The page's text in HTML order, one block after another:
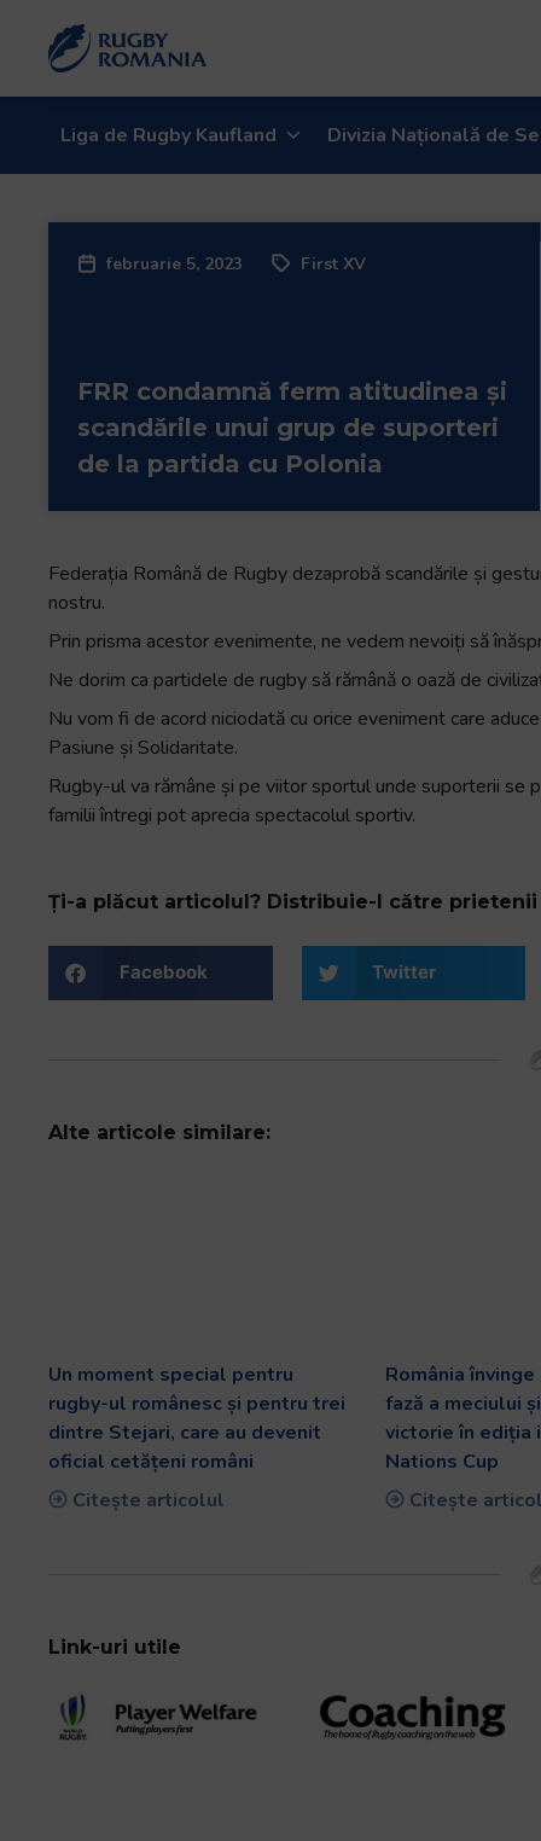
Liga de Rugby Kaufland Divizia Națională de
februarie 5, 2023 First XV
FRR condamnă ferm atitudinea și
scandările unui grup de suporteri
de la partida cu Polonia
Federația Română de Rugby dezaprobă scandările și
nostru.
Prin prisma acestor evenimente, ne vedem nevoiți să
Ne dorim ca partidele de rugby să rămână o oază de
Nu vom fi de acord niciodată cu orice eveniment care
Pasiune și Solidaritate.
Rugby-ul va rămâne și pe viitor sportul unde suporterii se
familii întregi pot aprecia spectacolul sportiv.
Ți-a plăcut articolul? Distribuie-l către prietenii
Facebook Twitter
Alte articole similare:
Un moment special pentru
rugby-ul românesc și pentru trei
dintre Stejari, care au devenit
oficial cetățeni români
Citește articolul
România
fază a meciului
victorie în ediția
Nations Cup
Citește
Link-uri utile